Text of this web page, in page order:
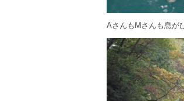
AさんもMさんも息が